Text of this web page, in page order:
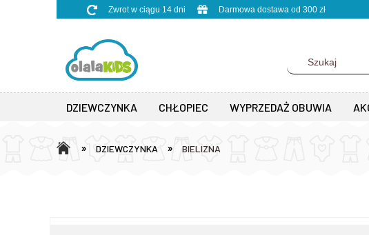
Zwrot w ciągu 14 dni Darmowa dostawa od 300 zł
DZIEWCZYNKA CHŁOPIEC WYPRZEDAŻ OBUWIA
» DZIEWCZYNKA » BIELIZNA